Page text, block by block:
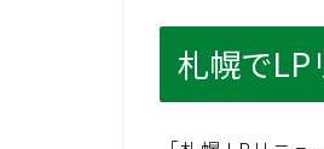
札幌でLP